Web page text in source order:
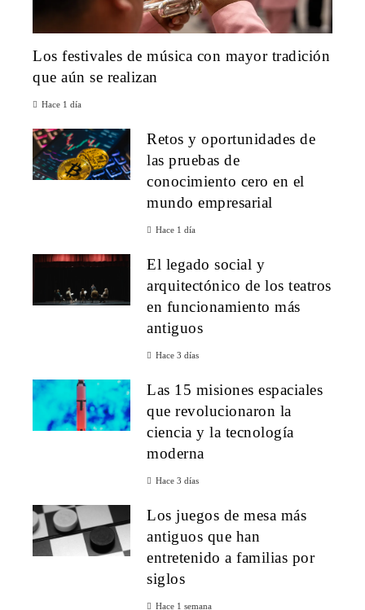
Los festivales de música con mayor tradición
que aún se realizan
Hace 1 día
Retos y oportunidades de
las pruebas de
conocimiento cero en el
mundo empresarial
Hace 1 día
El legado social y
arquitectónico de los teatros
en funcionamiento más
antiguos
Hace 3 días
Las 15 misiones espaciales
que revolucionaron la
ciencia y la tecnología
moderna
Hace 3 días
Los juegos de mesa más
antiguos que han
entretenido a familias por
siglos
Hace 1 semana